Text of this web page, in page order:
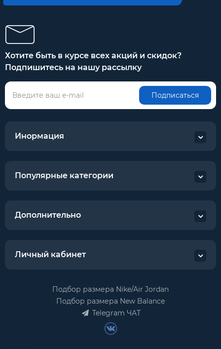
Хотите быть в курсе всех акций и скидок?
Подпишитесь на нашу рассылку
Подписаться
Инормация
Популярные категории
Дополнительно
Личный кабинет
Подбор размера Nike/Air Jordan
Подбор размера New Balance
Telegram ЧАТ